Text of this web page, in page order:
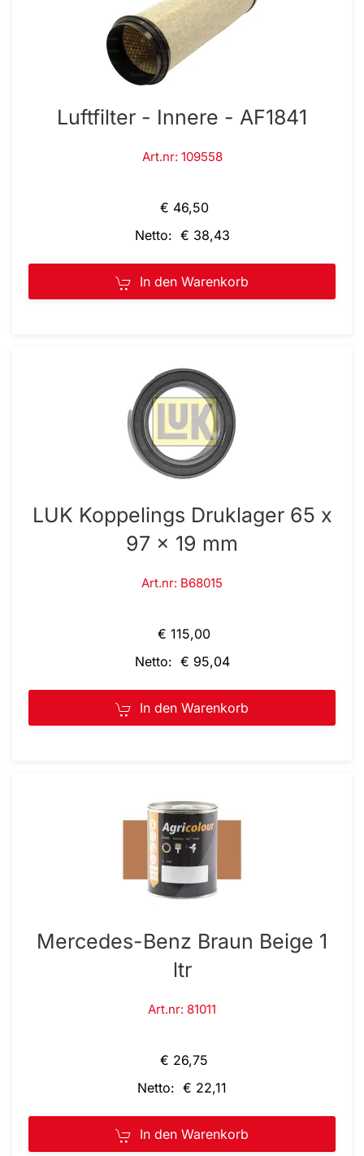
Luftfilter - Innere - AF1841
Art.nr: 109558
€ 46,50
Netto: € 38,43
In den Warenkorb
LUK Koppelings Druklager 65 x
97 x 19 mm
Art.nr: B68015
€ 115,00
Netto: € 95,04
In den Warenkorb
Mercedes-Benz Braun Beige 1
ltr
Art.nr: 81011
€ 26,75
Netto: € 22,11
In den Warenkorb